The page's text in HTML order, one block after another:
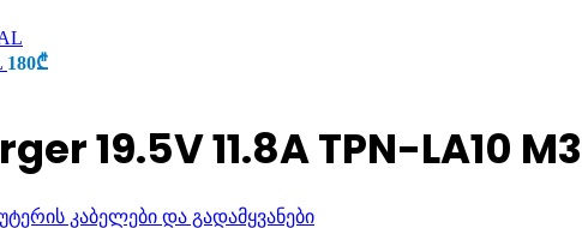
კაბელები და გადამყვანები
180₾
19.5V 11.8A TPN-LA10